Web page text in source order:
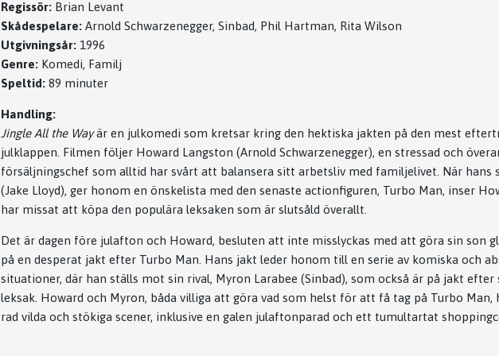
Regissör: Brian Levant
Skådespelare: Arnold Schwarzenegger, Sinbad, Phil Hartman, Rita Wilson
Utgivningsår: 1996
Genre: Komedi, Familj
Speltid: 89 minuter
Handling:
Jingle All the Wayär en julkomedi som kretsar kring den hektiska jakten på den mest
julklappen. Filmen följer Howard Langston (Arnold Schwarzenegger), en stressad och
försäljningschef som alltid har svårt att balansera sitt arbetsliv med familjelivet. När hans
(Jake Lloyd), ger honom en önskelista med den senaste actionfiguren, Turbo Man, inser
har missat att köpa den populära leksaken som är slutsåld överallt.
Det är dagen före julafton och Howard, besluten att inte misslyckas med att göra sin son
på en desperat jakt efter Turbo Man. Hans jakt leder honom till en serie av komiska och
situationer, där han ställs mot sin rival, Myron Larabee (Sinbad), som också är på jakt efter
leksak. Howard och Myron, båda villiga att göra vad som helst för att få tag på Turbo Man,
rad vilda och stökiga scener, inklusive en galen julaftonparad och ett tumultartat